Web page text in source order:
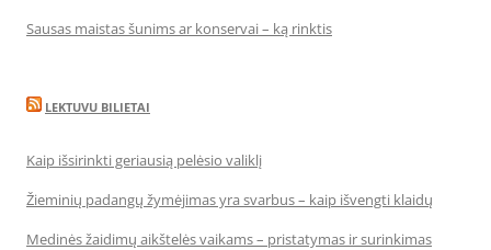
Sausas maistas šunims ar konservai – ką rinktis
LEKTUVU BILIETAI
Kaip išsirinkti geriausią pelėsio valiklį
Žieminių padangų žymėjimas yra svarbus – kaip išvengti klaidų
Medinės žaidimų aikštelės vaikams – pristatymas ir surinkimas